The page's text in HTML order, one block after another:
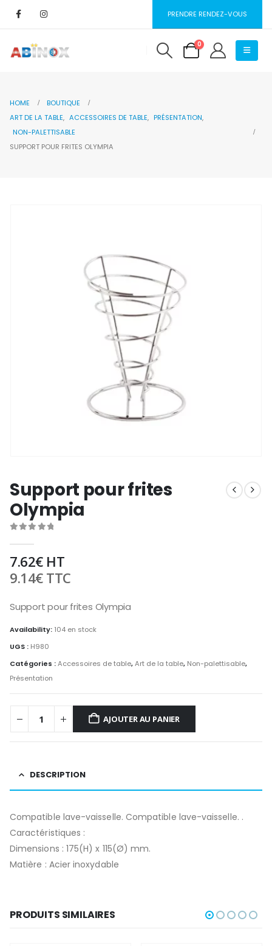
PRENDRE RENDEZ-VOUS
0
HOME
BOUTIQUE
ART DE LA TABLE, ACCESSOIRES DE TABLE, PRÉSENTATION,
NON-PALETTISABLE
SUPPORT POUR FRITES OLYMPIA
Support pour frites
Olympia
7.62€HT
9.14€TTC
Support pour frites Olympia
Availability: 104 en stock
UGS : H980
Catégories :Accessoires de table,Art de la table, Non-palettisable,
Présentation
AJOUTER AU PANIER
DESCRIPTION
Compatible lave-vaisselle. Compatible lave-vaisselle. .
Caractéristiques :
Dimensions : 175(H) x 115(Ø) mm.
Matière : Acier inoxydable
PRODUITS SIMILAIRES